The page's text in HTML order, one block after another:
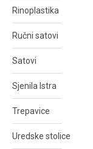
Rinoplastika
Ručni satovi
Satovi
Sjenila Istra
Trepavice
Uredske stolice